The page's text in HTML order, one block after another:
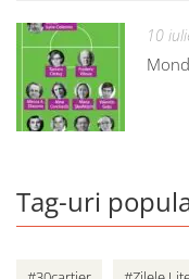
10
Tag-uri